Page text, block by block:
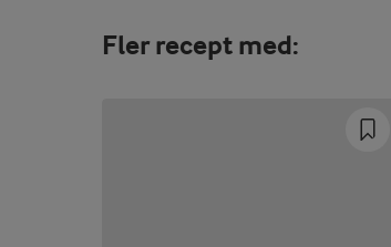
Fler recept med: